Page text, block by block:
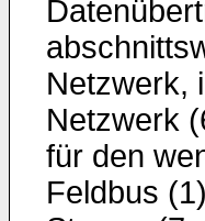
Netzwerk,
Netzwerk
für den
Feldbus